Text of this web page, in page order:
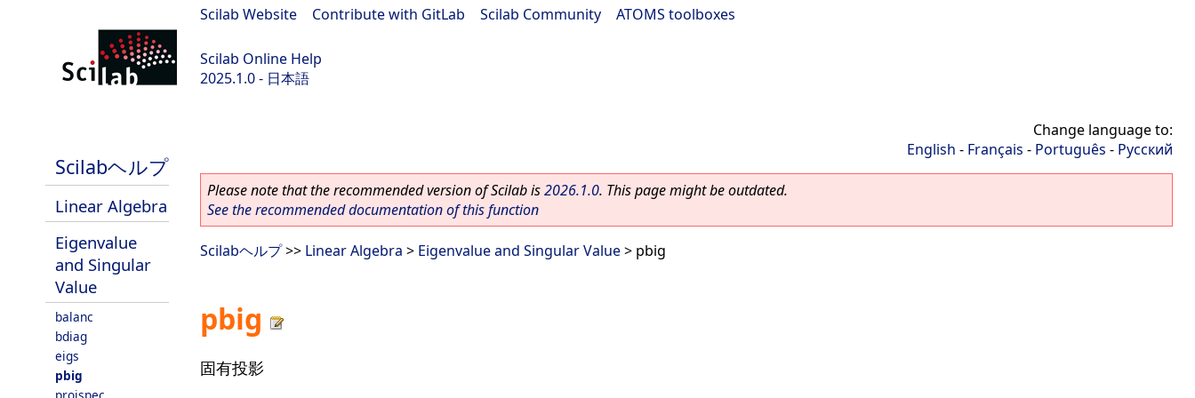
Scilab Website Contribute with GitLab Scilab Community ATOMS toolboxes
Scilab Online Help
2025.1.0 - 日本語
Scilabヘルプ
Linear Algebra
Eigenvalue
and Singular
Value
balanc
bdiag
eigs
pbig
Change language to:
English - Français - Português - Русский
Please note that the recommended version of Scilab is2026.1.0. This page might be outdated.
See the recommended documentation of this function
Scilabヘルプ>> Linear Algebra > Eigenvalue and Singular Value> pbig
pbig
固有投影